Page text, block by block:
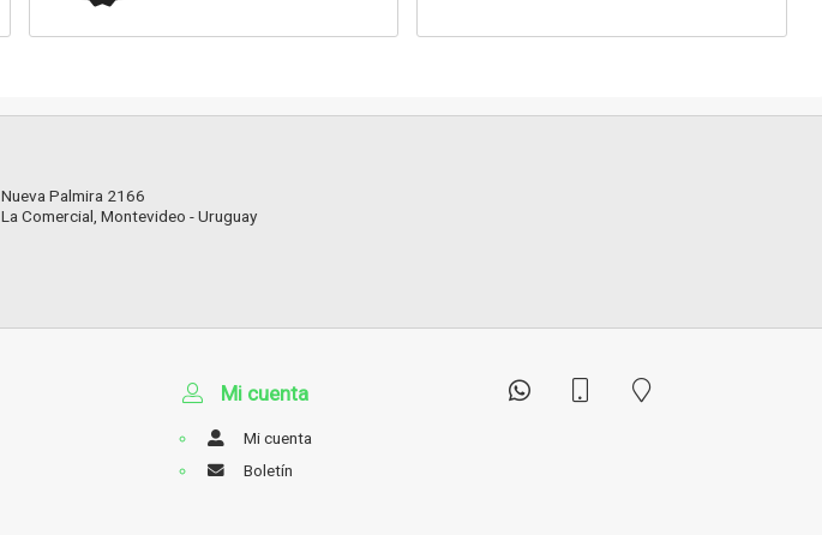
Nueva Palmira 2166
La Comercial, Montevideo - Uruguay
Mi cuenta
Mi cuenta
Boletín